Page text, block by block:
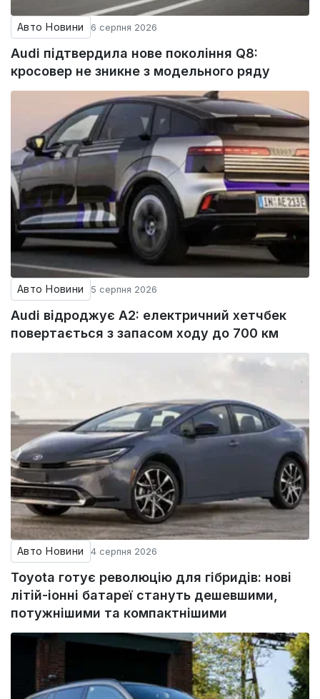
Авто Новини 6 серпня 2026
Audi підтвердила нове покоління Q8:
кросовер не зникне з модельного ряду
Авто Новини 5 серпня 2026
Audi відроджує A2: електричний хетчбек
повертається з запасом ходу до 700 км
Авто Новини 4 серпня 2026
Toyota готує революцію для гібридів: нові
літій-іонні батареї стануть дешевшими,
потужнішими та компактнішими